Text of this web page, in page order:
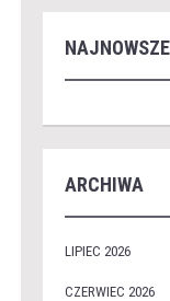
ARCHIWA
LIPIEC 2026
CZERWIEC 2026